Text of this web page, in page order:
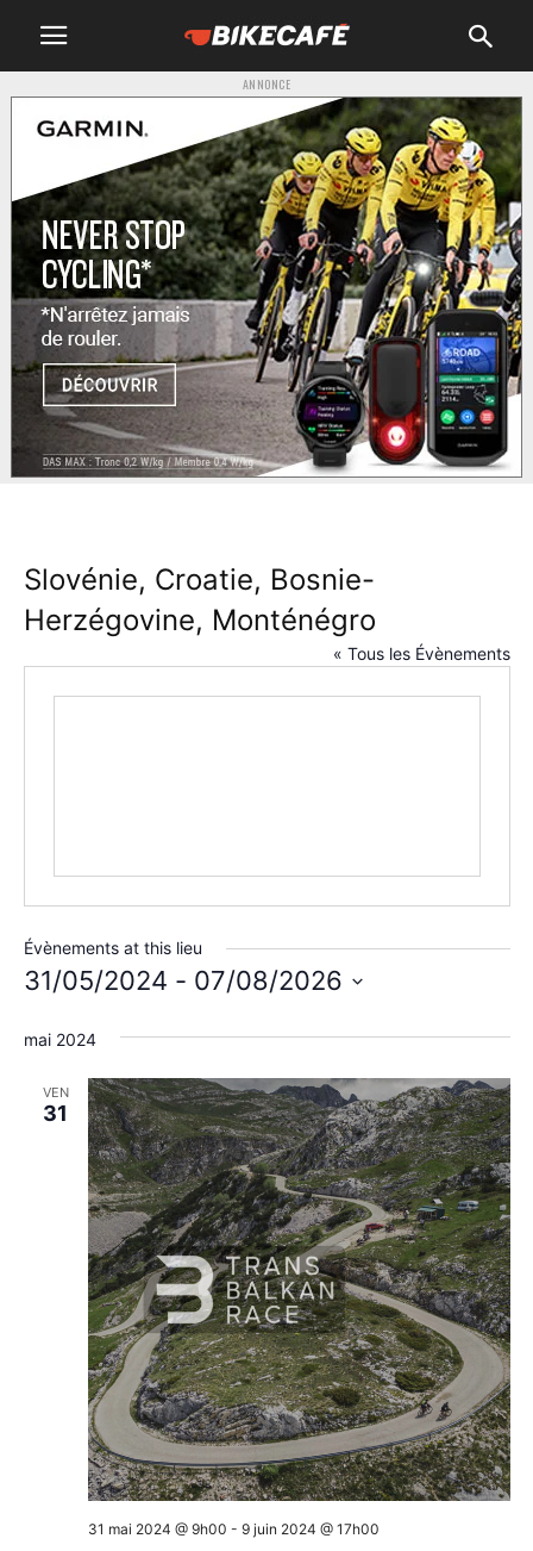
ANNONCE
Slovénie, Croatie, Bosnie-
Herzégovine, Monténégro
« Tous les Évènements
Évènements at this lieu
31/05/2024 - 07/08/2026
une
mai 2024
VEN
31
31 mai 2024 @ 9h00 - 9 juin 2024 @ 17h00